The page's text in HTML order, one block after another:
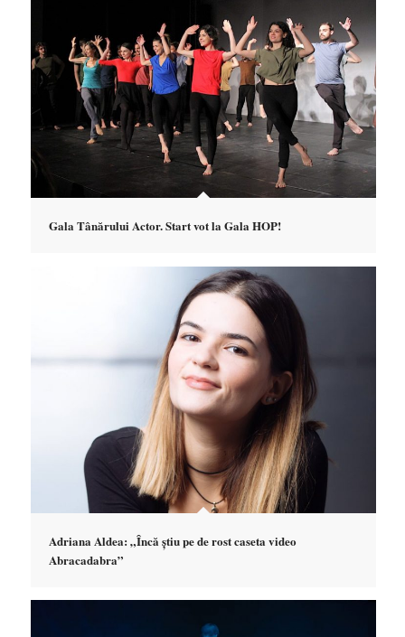
Gala Tânărului Actor. Start vot la Gala HOP!
Adriana Aldea: „Încă știu pe de rost caseta video
Abracadabra”